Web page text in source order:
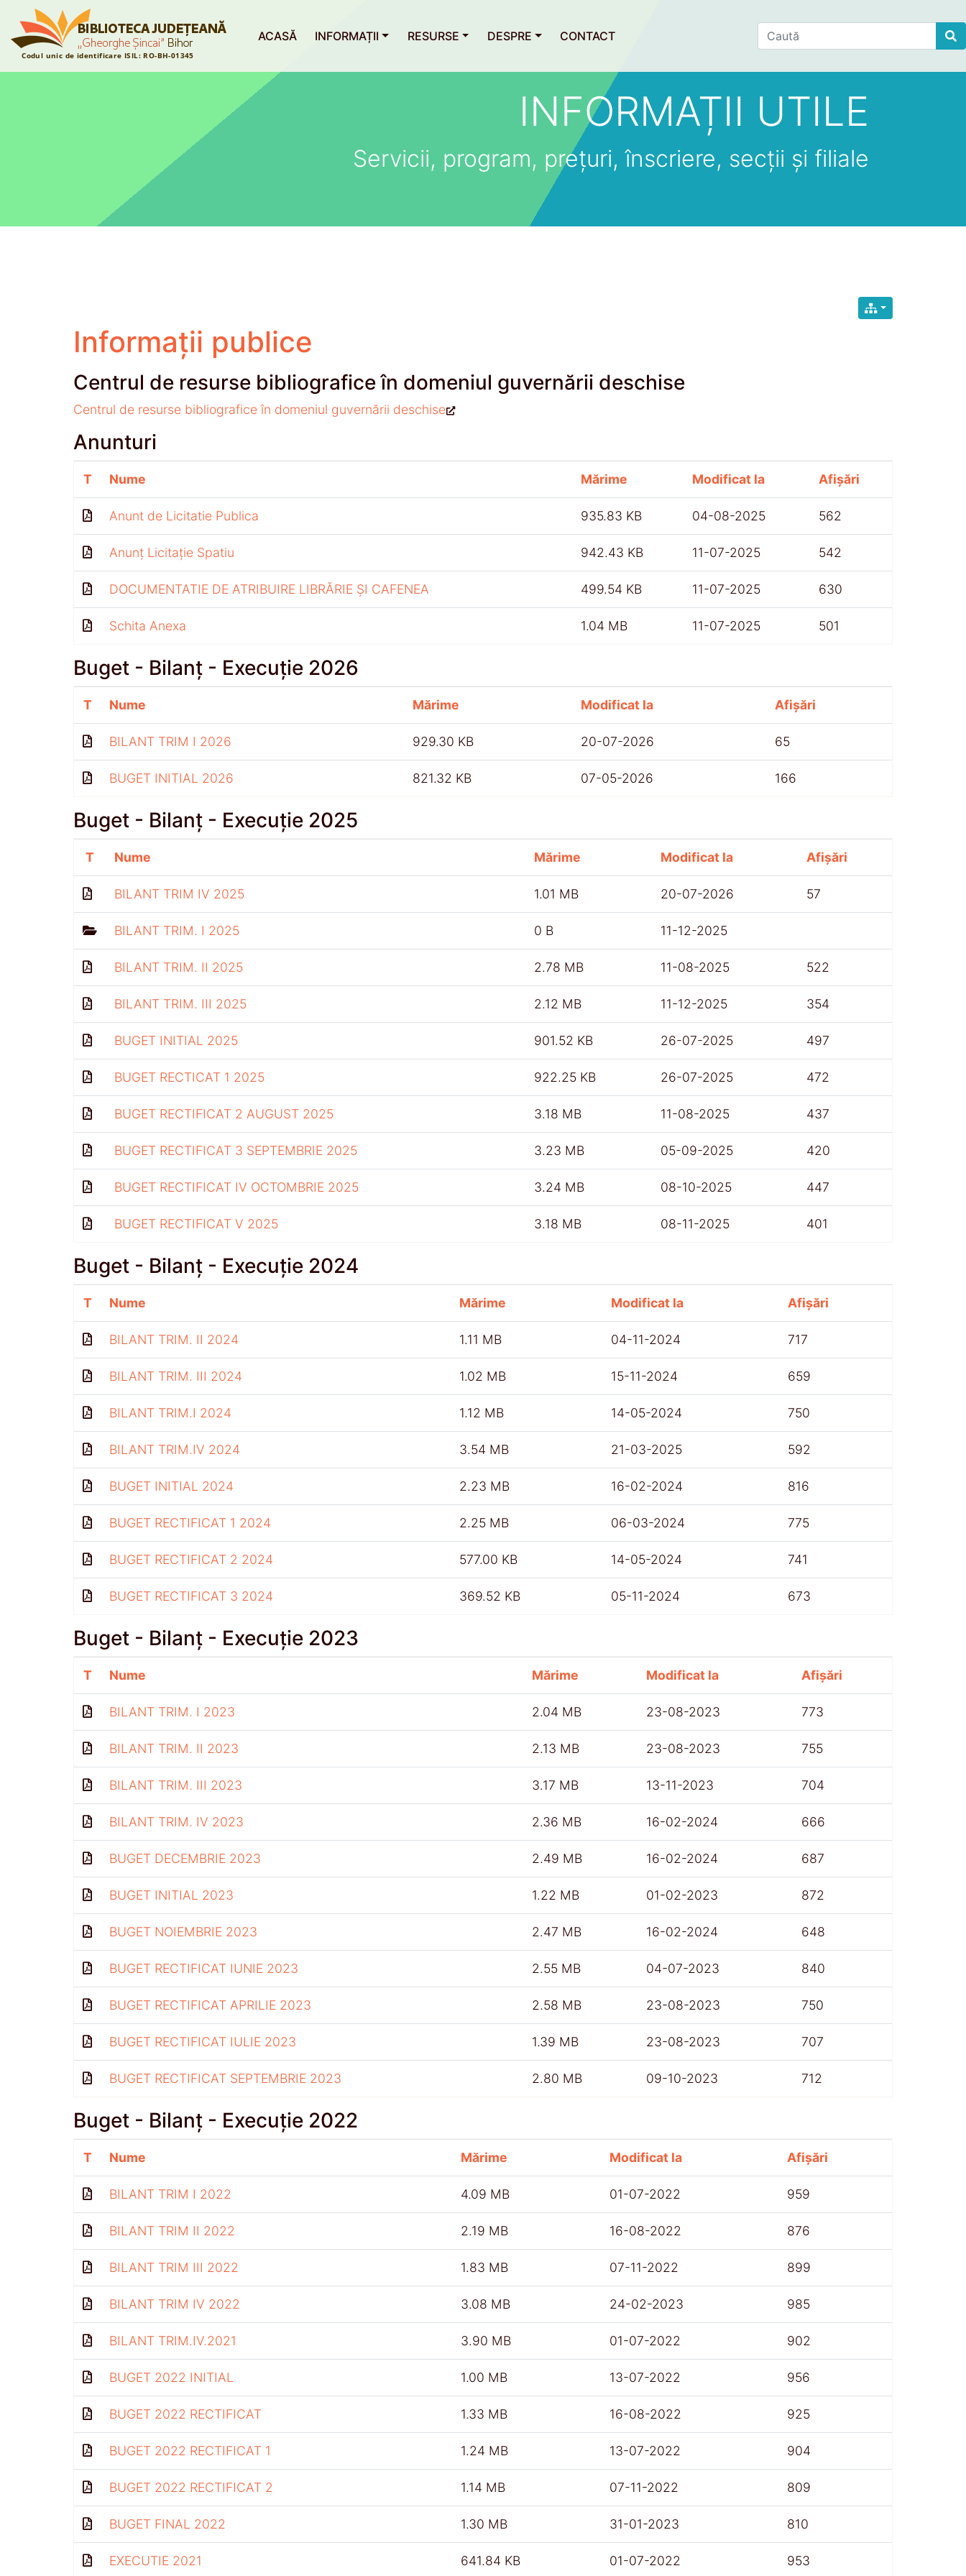
ACASĂ INFORMAȚII RESURSE DESPRE CONTACT
Find
INFORMAȚII UTILE
Servicii, program, prețuri, înscriere, secții și filiale
Informații publice
Centrul de resurse bibliografice în domeniul guvernării deschise
Centrul de resurse bibliografice în domeniul guvernării deschise
Anunturi
T Nume Mărime Modificat la Afișări
Anunt de Licitatie Publica 935.83 KB 04-08-2025 562
Anunț Licitație Spatiu 942.43 KB 11-07-2025 542
DOCUMENTATIE DE ATRIBUIRE LIBRĂRIE ȘI CAFENEA 499.54 KB 11-07-2025 630
Schita Anexa 1.04 MB 11-07-2025 501
Buget - Bilanț - Execuție 2026
T Nume Mărime Modificat la Afișări
BILANT TRIM I 2026 929.30 KB 20-07-2026 65
BUGET INITIAL 2026 821.32 KB 07-05-2026 166
Buget - Bilanț - Execuție 2025
T Nume Mărime Modificat la Afișări
BILANT TRIM IV 2025 1.01 MB 20-07-2026 57
BILANT TRIM. I 2025 0 B 11-12-2025
BILANT TRIM. II 2025 2.78 MB 11-08-2025 522
BILANT TRIM. III 2025 2.12 MB 11-12-2025 354
BUGET INITIAL 2025 901.52 KB 26-07-2025 497
BUGET RECTICAT 1 2025 922.25 KB 26-07-2025 472
BUGET RECTIFICAT 2 AUGUST 2025 3.18 MB 11-08-2025 437
BUGET RECTIFICAT 3 SEPTEMBRIE 2025 3.23 MB 05-09-2025 420
BUGET RECTIFICAT IV OCTOMBRIE 2025 3.24 MB 08-10-2025 447
BUGET RECTIFICAT V 2025 3.18 MB 08-11-2025 401
Buget - Bilanț - Execuție 2024
T Nume Mărime Modificat la Afișări
BILANT TRIM. II 2024 1.11 MB 04-11-2024 717
BILANT TRIM. III 2024 1.02 MB 15-11-2024 659
BILANT TRIM.I 2024 1.12 MB 14-05-2024 750
BILANT TRIM.IV 2024 3.54 MB 21-03-2025 592
BUGET INITIAL 2024 2.23 MB 16-02-2024 816
BUGET RECTIFICAT 1 2024 2.25 MB 06-03-2024 775
BUGET RECTIFICAT 2 2024 577.00 KB 14-05-2024 741
BUGET RECTIFICAT 3 2024 369.52 KB 05-11-2024 673
Buget - Bilanț - Execuție 2023
T Nume Mărime Modificat la Afișări
BILANT TRIM. I 2023 2.04 MB 23-08-2023 773
BILANT TRIM. II 2023 2.13 MB 23-08-2023 755
BILANT TRIM. III 2023 3.17 MB 13-11-2023 704
BILANT TRIM. IV 2023 2.36 MB 16-02-2024 666
BUGET DECEMBRIE 2023 2.49 MB 16-02-2024 687
BUGET INITIAL 2023 1.22 MB 01-02-2023 872
BUGET NOIEMBRIE 2023 2.47 MB 16-02-2024 648
BUGET RECTIFICAT IUNIE 2023 2.55 MB 04-07-2023 840
BUGET RECTIFICAT APRILIE 2023 2.58 MB 23-08-2023 750
BUGET RECTIFICAT IULIE 2023 1.39 MB 23-08-2023 707
BUGET RECTIFICAT SEPTEMBRIE 2023 2.80 MB 09-10-2023 712
Buget - Bilanț - Execuție 2022
T Nume Mărime Modificat la Afișări
BILANT TRIM I 2022 4.09 MB 01-07-2022 959
BILANT TRIM II 2022 2.19 MB 16-08-2022 876
BILANT TRIM III 2022 1.83 MB 07-11-2022 899
BILANT TRIM IV 2022 3.08 MB 24-02-2023 985
BILANT TRIM.IV.2021 3.90 MB 01-07-2022 902
BUGET 2022 INITIAL 1.00 MB 13-07-2022 956
BUGET 2022 RECTIFICAT 1.33 MB 16-08-2022 925
BUGET 2022 RECTIFICAT 1 1.24 MB 13-07-2022 904
BUGET 2022 RECTIFICAT 2 1.14 MB 07-11-2022 809
BUGET FINAL 2022 1.30 MB 31-01-2023 810
EXECUTIE 2021 641.84 KB 01-07-2022 953